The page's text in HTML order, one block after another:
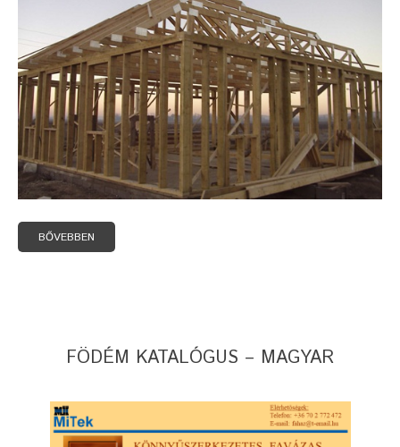
BŐVEBBEN
FÖDÉM KATALÓGUS – MAGYAR